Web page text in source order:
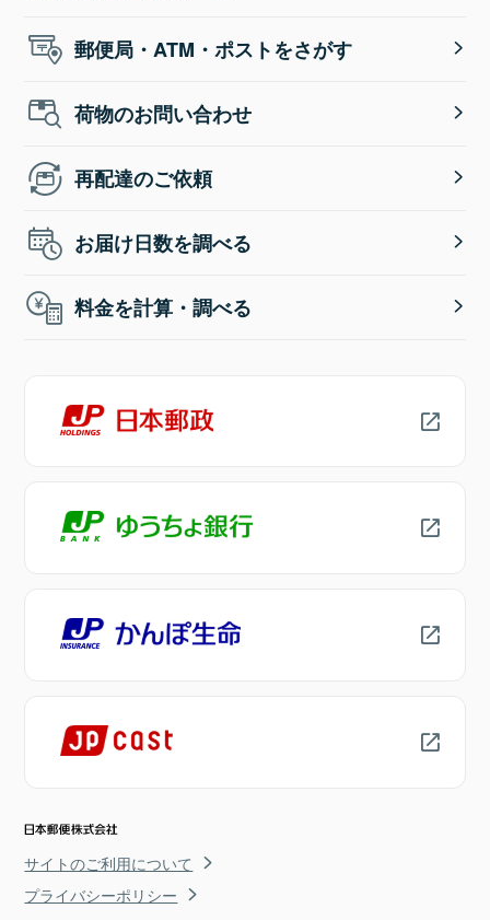
郵便局・ATM・ポストをさがす
荷物のお問い合わせ
再配達のご依頼
お届け日数を調べる
料金を計算・調べる
サイトのご利用について
プライバシーポリシー